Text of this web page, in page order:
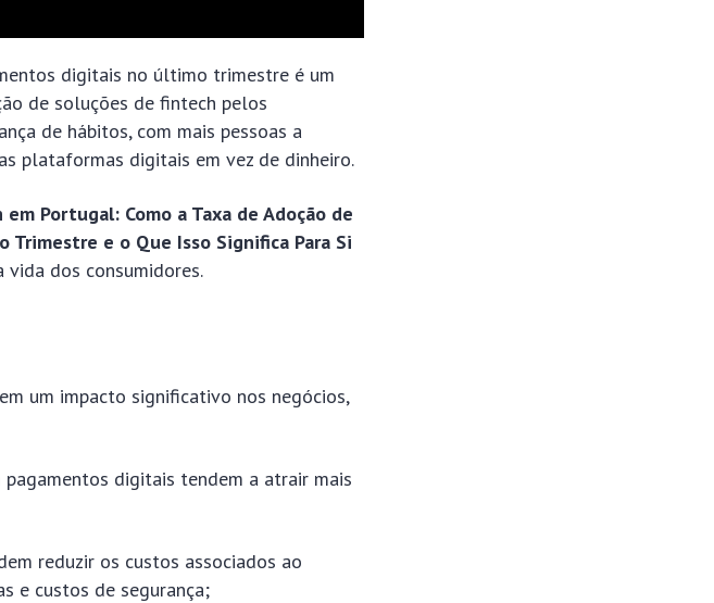
digitais no último trimestre é um
de soluções de fintech pelos
de hábitos, com mais pessoas a
plataformas digitais em vez de dinheiro.
Portugal: Como a Taxa de Adoção de
e o Que Isso Significa Para Si
dos consumidores.
um impacto significativo nos negócios,
pagamentos digitais tendem a atrair mais
reduzir os custos associados ao
e custos de segurança;